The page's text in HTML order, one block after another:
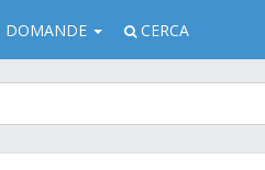
DOMANDE CERCA